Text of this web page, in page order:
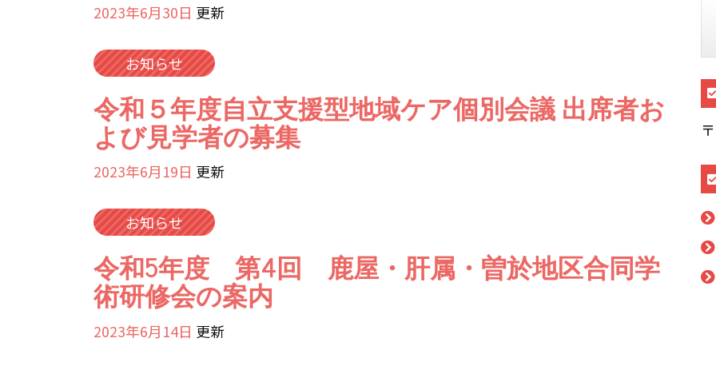
2023年6月30日 更新
お知らせ
令和５年度自立支援型地域ケア個別会議 出席者お
よび見学者の募集
2023年6月19日 更新
お知らせ
令和5年度 第4回 鹿屋・肝属・曽於地区合同学
術研修会の案内
2023年6月14日 更新